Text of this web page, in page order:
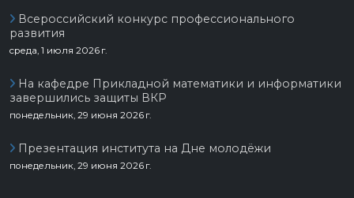
Всероссийский конкурс профессионального
развития
среда, 1 июля 2026 г.
На кафедре Прикладной математики и информатики
завершились защиты ВКР
понедельник, 29 июня 2026 г.
Презентация института на Дне молодёжи
понедельник, 29 июня 2026 г.